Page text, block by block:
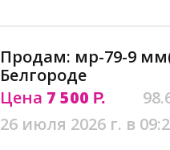
Продам: мр-79-9
Белгороде
Цена 7 500 Р.
26 июля 2026 г. в